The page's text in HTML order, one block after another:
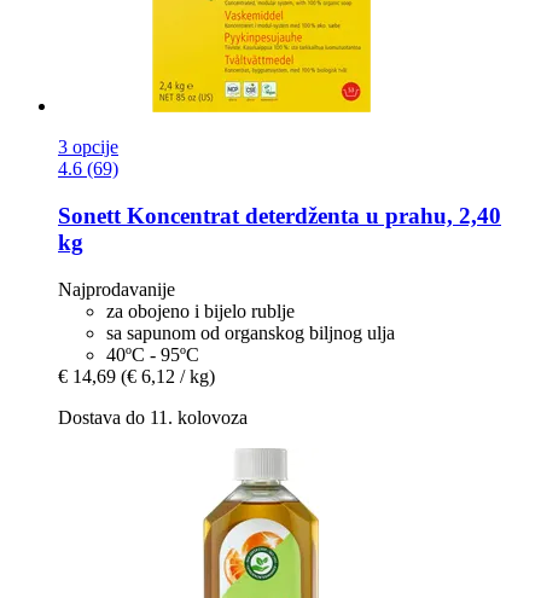
3 opcije
4.6 (69)
Sonett Koncentrat deterdženta u prahu, 2,40
kg
Najprodavanije
za obojeno i bijelo rublje
sa sapunom od organskog biljnog ulja
40ºC - 95ºC
€ 14,69 (€ 6,12 / kg)
Dostava do 11. kolovoza